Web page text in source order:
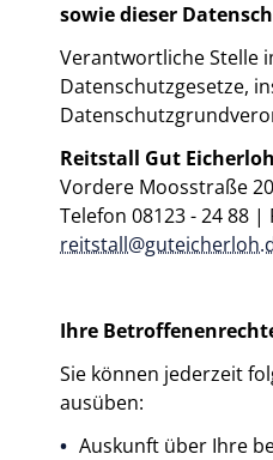
Reha
sowie dieser
Verantwortliche Stelle
Datenschutzgesetze,
Reitstall Gut Eicherloh
Vordere Moosstraße
Telefon 08123 - 24 88 |
Ihre
Sie können jederzeit
ausüben:
Auskunft über Ihre